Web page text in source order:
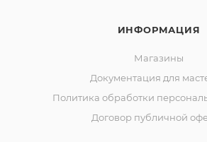
ИНФОРМАЦИЯ
Магазины
Документация для
Политика обработки
Договор публичной